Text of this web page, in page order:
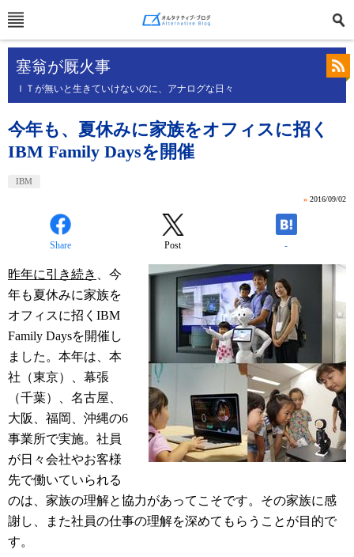
塞翁が厩火事
ＩＴが無いと生きていけないのに、アナログな日々
今年も、夏休みに家族をオフィスに招く
IBM Family Daysを開催
IBM
» 2016/09/02
Share Post -
昨年に引き続き
、今
年も夏休みに家族を
オフィスに招くIBM
Family Daysを開催し
ました。本年は、本
社（東京）、幕張
（千葉）、名古屋、
大阪、福岡、沖縄の6
事業所で実施。社員
が日々会社やお客様
先で働いていられる
のは、家族の理解と協力があってこそです。その家族に感
謝し、また社員の仕事の理解を深めてもらうことが目的で
す。